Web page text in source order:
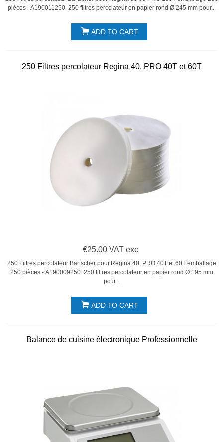
pièces - A190011250. 250 filtres percolateur en papier rond Ø 245 mm pour...
ADD TO CART
250 Filtres percolateur Regina 40, PRO 40T et 60T
€25.00 VAT exc
250 Filtres percolateur Bartscher pour Regina 40, PRO 40T et 60T emballage
250 pièces - A190009250. 250 filtres percolateur en papier rond Ø 195 mm
pour...
ADD TO CART
Balance de cuisine électronique Professionnelle